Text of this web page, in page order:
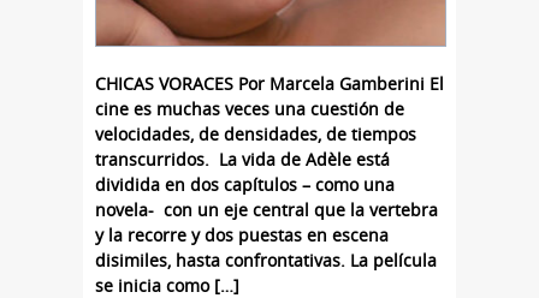
CHICAS VORACES Por Marcela Gamberini El
cine es muchas veces una cuestión de
velocidades, de densidades, de tiempos
transcurridos. La vida de Adèle está
dividida en dos capítulos – como una
novela- con un eje central que la vertebra
y la recorre y dos puestas en escena
disimiles, hasta confrontativas. La película
se inicia como […]